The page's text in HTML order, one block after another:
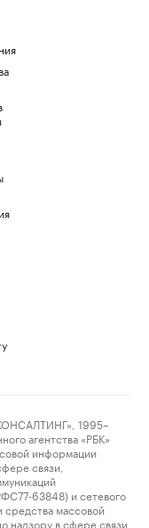
1995–
агентства «РБК»
информации
связи,
63848) и сетевого
средства массовой
в сфере связи,